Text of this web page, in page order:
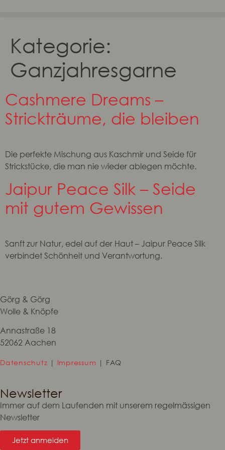
Kategorie:
Ganzjahresgarne
Cashmere Dreams –
Strickträume, die bleiben
Die perfekte Mischung aus Kaschmir und Seide für
Strickstücke, die man nie wieder ablegen möchte.
Jaipur Peace Silk – Seide
mit gutem Gewissen
Sanft zur Natur, edel auf der Haut – Jaipur Peace Silk
verbindet Schönheit und Verantwortung.
Görg & Görg
Wolle & Knöpfe
Annastraße 18
52062 Aachen
Datenschutz | Impressum | FAQ
Newsletter
Immer auf dem Laufenden mit unserem regelmässigen
Newsletter
Jetzt anmelden